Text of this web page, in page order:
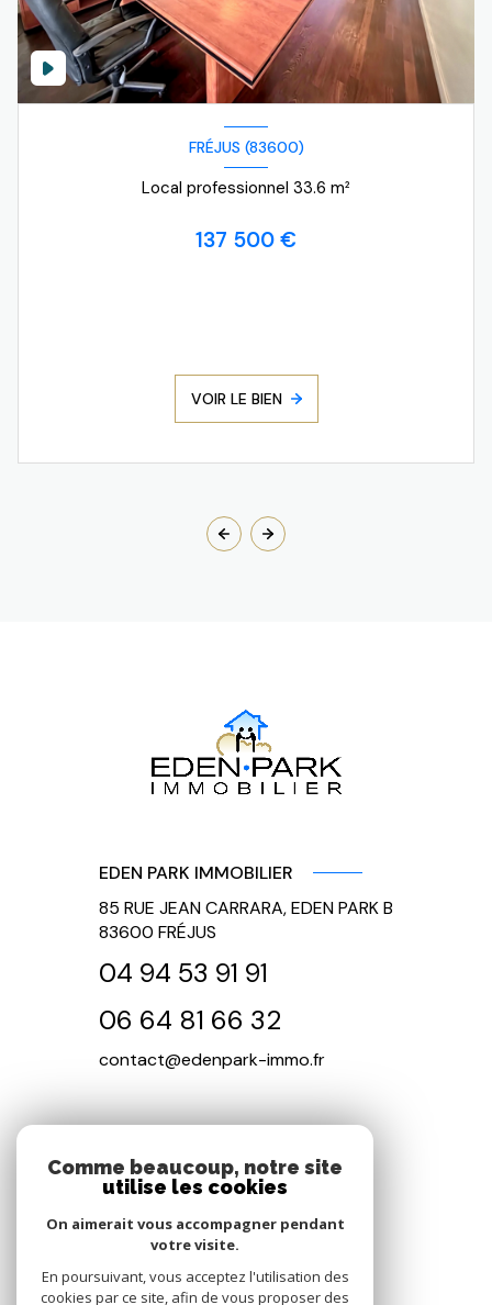
FRÉJUS (83600)
Local professionnel 33.6 m²
137 500 €
VOIR LE BIEN
EDEN PARK IMMOBILIER
85 RUE JEAN CARRARA, EDEN PARK B
83600 FRÉJUS
04 94 53 91 91
06 64 81 66 32
contact@edenpark-immo.fr
Nous suivre
Comme beaucoup, notre site
utilise les cookies
On aimerait vous accompagner pendant
votre visite.
En poursuivant, vous acceptez l'utilisation des
cookies par ce site, afin de vous proposer des